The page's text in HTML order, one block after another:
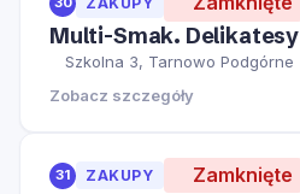
Multi-Smak. Delikatesy
Szkolna 3, Tarnowo Podgórne
Zobacz szczegóły
31 ZAKUPY Zamknięte